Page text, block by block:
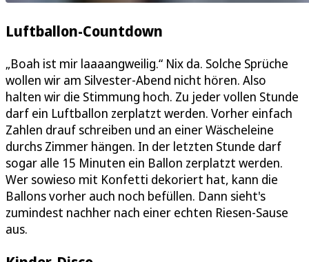
Luftballon-Countdown
„Boah ist mir laaaangweilig.“ Nix da. Solche Sprüche
wollen wir am Silvester-Abend nicht hören. Also
halten wir die Stimmung hoch. Zu jeder vollen Stunde
darf ein Luftballon zerplatzt werden. Vorher einfach
Zahlen drauf schreiben und an einer Wäscheleine
durchs Zimmer hängen. In der letzten Stunde darf
sogar alle 15 Minuten ein Ballon zerplatzt werden.
Wer sowieso mit Konfetti dekoriert hat, kann die
Ballons vorher auch noch befüllen. Dann sieht's
zumindest nachher nach einer echten Riesen-Sause
aus.